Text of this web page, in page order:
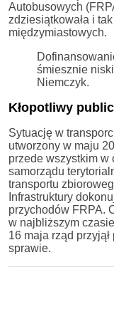
Autobusowych
zdziesiątkowała i
międzymiastowych.
śmiesznie
Niemczyk.
Kłopotliwy
Sytuację w
utworzony w maju
przede wszystkim
samorządu
transportu
Infrastruktury
przychodów FRPA.
w najbliższym
16 maja rząd
sprawie.